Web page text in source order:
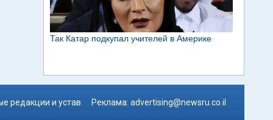
редакции и устав Реклама: advertising@newsru.co.il